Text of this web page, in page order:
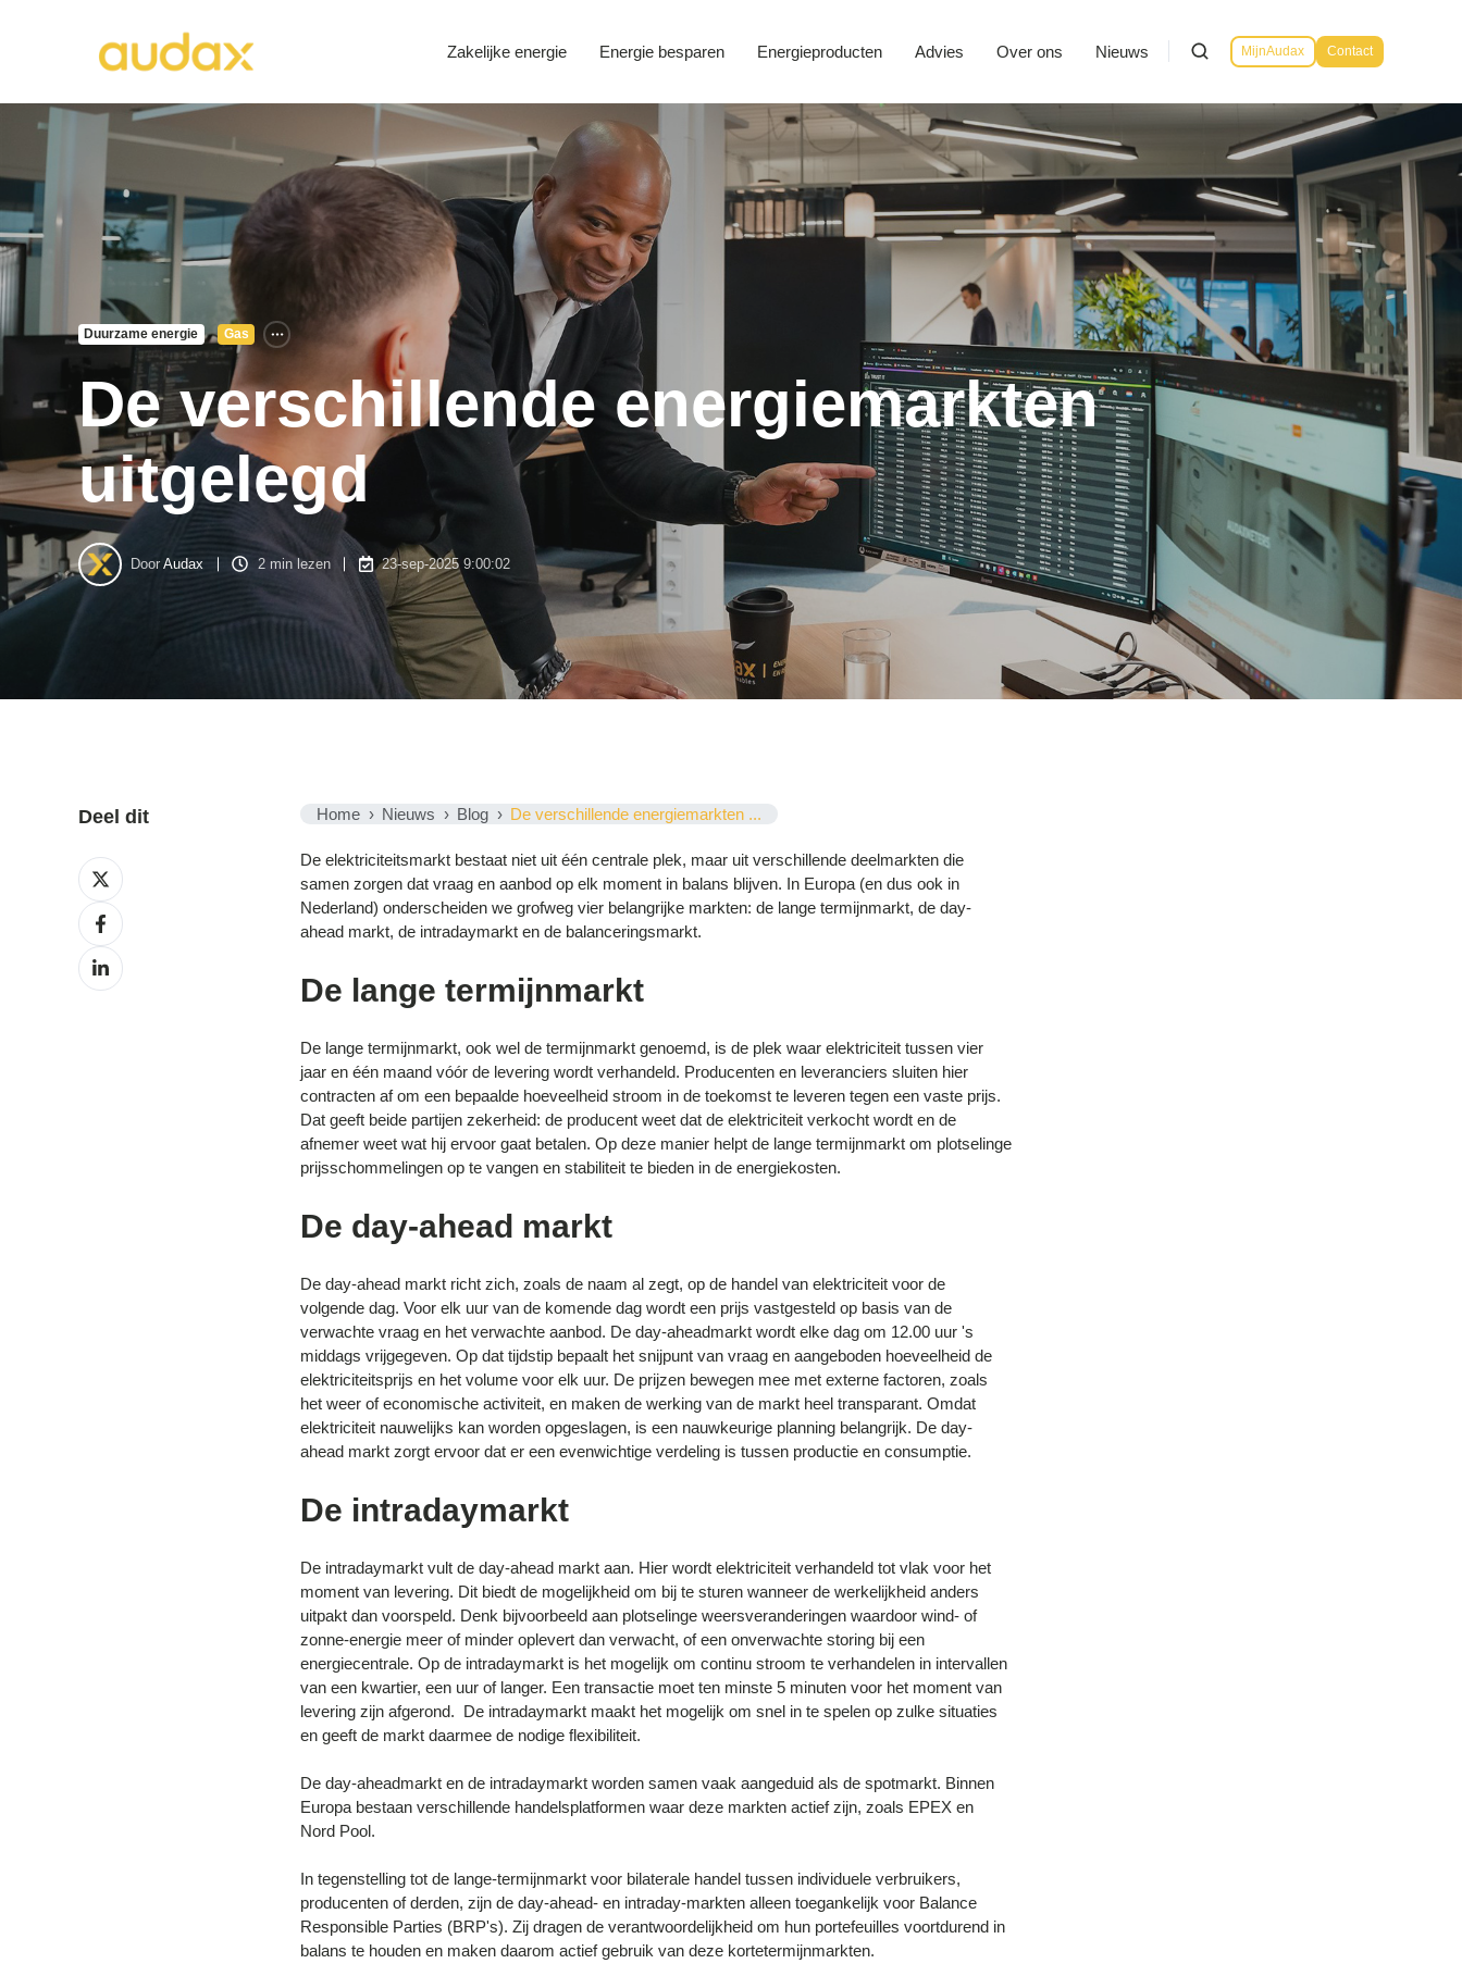
Zakelijke energie Energie besparen Energieproducten Advies Over ons Nieuws MijnAudax Contact
Duurzame energie Gas
De verschillende energiemarkten
uitgelegd
DoorAudax 2 min lezen 23-sep-2025 9:00:02
Home Nieuws Blog De verschillende energiemarkten ...
De elektriciteitsmarkt bestaat niet uit één centrale plek, maar uit verschillende deelmarkten die
samen zorgen dat vraag en aanbod op elk moment in balans blijven. In Europa (en dus ook in
Nederland) onderscheiden we grofweg vier belangrijke markten: de lange termijnmarkt, de day-
ahead markt, de intradaymarkt en de balanceringsmarkt.
De lange termijnmarkt
De lange termijnmarkt, ook wel de termijnmarkt genoemd, is de plek waar elektriciteit tussen vier
jaar en één maand vóór de levering wordt verhandeld. Producenten en leveranciers sluiten hier
contracten af om een bepaalde hoeveelheid stroom in de toekomst te leveren tegen een vaste prijs.
Dat geeft beide partijen zekerheid: de producent weet dat de elektriciteit verkocht wordt en de
afnemer weet wat hij ervoor gaat betalen. Op deze manier helpt de lange termijnmarkt om plotselinge
prijsschommelingen op te vangen en stabiliteit te bieden in de energiekosten.
De day-ahead markt
De day-ahead markt richt zich, zoals de naam al zegt, op de handel van elektriciteit voor de
volgende dag. Voor elk uur van de komende dag wordt een prijs vastgesteld op basis van de
verwachte vraag en het verwachte aanbod. De day-aheadmarkt wordt elke dag om 12.00 uur 's
middags vrijgegeven. Op dat tijdstip bepaalt het snijpunt van vraag en aangeboden hoeveelheid de
elektriciteitsprijs en het volume voor elk uur. De prijzen bewegen mee met externe factoren, zoals
het weer of economische activiteit, en maken de werking van de markt heel transparant. Omdat
elektriciteit nauwelijks kan worden opgeslagen, is een nauwkeurige planning belangrijk. De day-
ahead markt zorgt ervoor dat er een evenwichtige verdeling is tussen productie en consumptie.
De intradaymarkt
De intradaymarkt vult de day-ahead markt aan. Hier wordt elektriciteit verhandeld tot vlak voor het
moment van levering. Dit biedt de mogelijkheid om bij te sturen wanneer de werkelijkheid anders
uitpakt dan voorspeld. Denk bijvoorbeeld aan plotselinge weersveranderingen waardoor wind- of
zonne-energie meer of minder oplevert dan verwacht, of een onverwachte storing bij een
energiecentrale. Op de intradaymarkt is het mogelijk om continu stroom te verhandelen in intervallen
van een kwartier, een uur of langer. Een transactie moet ten minste 5 minuten voor het moment van
levering zijn afgerond. De intradaymarkt maakt het mogelijk om snel in te spelen op zulke situaties
en geeft de markt daarmee de nodige flexibiliteit.
De day-aheadmarkt en de intradaymarkt worden samen vaak aangeduid als de spotmarkt. Binnen
Europa bestaan verschillende handelsplatformen waar deze markten actief zijn, zoals EPEX en
Nord Pool.
In tegenstelling tot de lange-termijnmarkt voor bilaterale handel tussen individuele verbruikers,
producenten of derden, zijn de day-ahead- en intraday-markten alleen toegankelijk voor Balance
Responsible Parties (BRP's). Zij dragen de verantwoordelijkheid om hun portefeuilles voortdurend in
balans te houden en maken daarom actief gebruik van deze kortetermijnmarkten.
Deel dit
Deel
op
Deel
op
Facebook
Deel
op